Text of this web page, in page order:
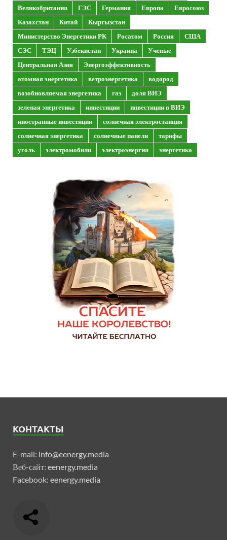
Великобритания
ГЭС Германия Европа
Евросоюз
Казахстан
Китай
Кыргызстан
Министерство Энергетики РК
Росатом Россия
США
СЭС
ТЭЦ Узбекистан Украина
Ученые
Центральная Азия
Энергоэффективность
атомная энергетика
ветроэнергетика
водород
возобновляемая энергетика
газ
доля ВИЭ
зеленая энергетика
инвестиции
инвестиции в ВИЭ
иностранные инвестиции
солнечная электростанция
солнечная энергетика
солнечные панели
тарифы
уголь
электромобили электроэнергия энергетика
КОНТАКТЫ
E-mail: info@eenergy.media
Веб-сайт: eenergy.media
Facebook: eenergy.media